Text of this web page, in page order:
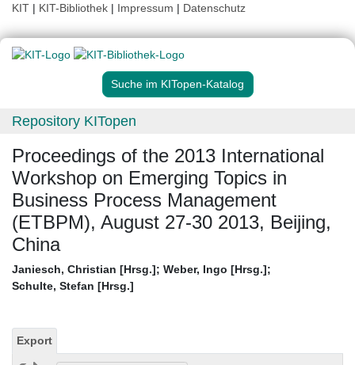
KIT | KIT-Bibliothek | Impressum | Datenschutz
Suche im KITopen-Katalog
Repository KITopen
Proceedings of the 2013 International
Workshop on Emerging Topics in
Business Process Management
(ETBPM), August 27-30 2013, Beijing,
China
Janiesch, Christian [Hrsg.]; Weber, Ingo [Hrsg.];
Schulte, Stefan [Hrsg.]
Export